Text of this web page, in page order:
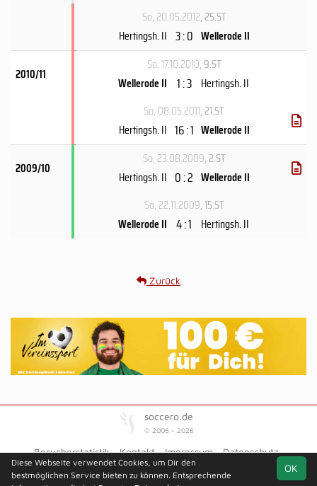
So, 20.05.2012, 25.ST
Hertingsh. II 3 : 0 Wellerode II
2010/11
So, 17.10.2010, 9.ST
Wellerode II 1 : 3 Hertingsh. II
So, 08.05.2011, 21.ST
Hertingsh. II 16 : 1 Wellerode II
2009/10
So, 23.08.2009, 2.ST
Hertingsh. II 0 : 2 Wellerode II
So, 22.11.2009, 15.ST
Wellerode II 4 : 1 Hertingsh. II
Zurück
soccero.de
© 2006 - 2026
Besucherstatistik Kontakt Impressum
Datenschutz
OK
Diese Webseite verwendet Cookies, um Dir den
bestmöglichen Service bieten zu können. Entsprechende